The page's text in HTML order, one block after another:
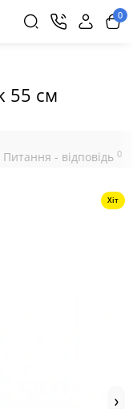
0
55 см
Питання - відповідь 0
Хіт